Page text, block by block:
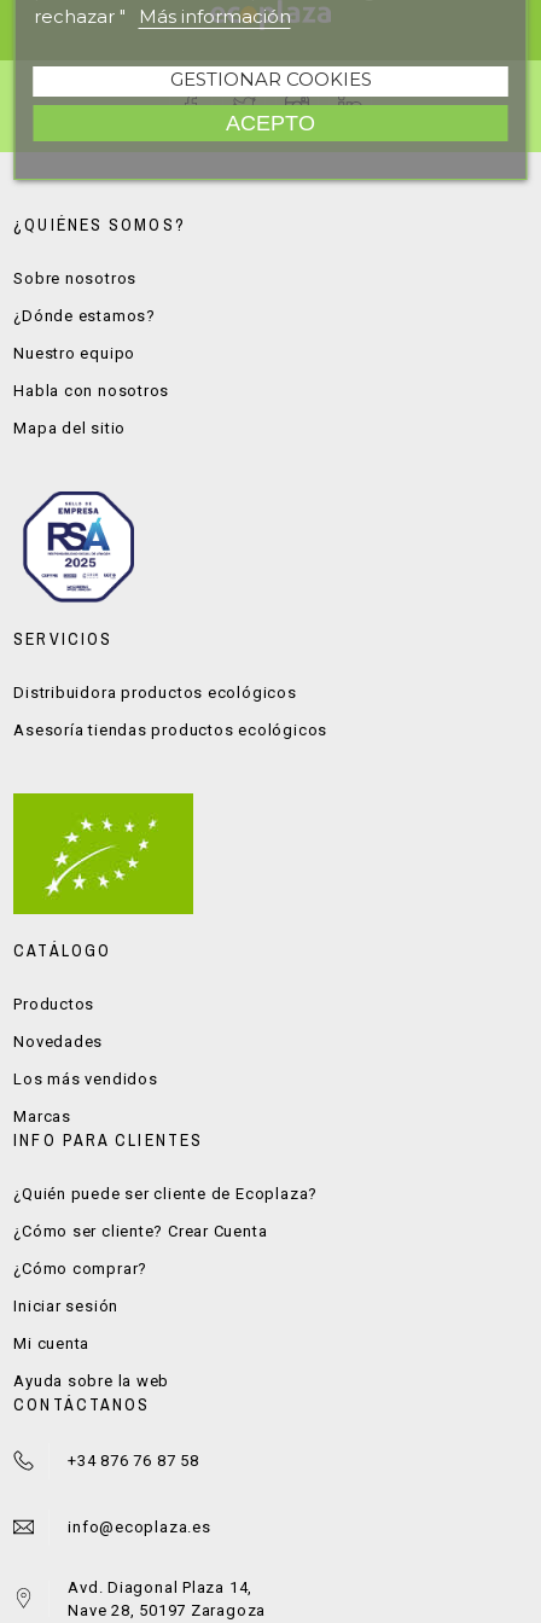
rechazar "
Más información
GESTIONAR COOKIES
ACEPTO
¿QUIÉNES SOMOS?
Sobre nosotros
¿Dónde estamos?
Nuestro equipo
Habla con nosotros
Mapa del sitio
SERVICIOS
Distribuidora productos ecológicos
Asesoría tiendas productos ecológicos
CATÁLOGO
Productos
Novedades
Los más vendidos
Marcas
INFO PARA CLIENTES
¿Quién puede ser cliente de Ecoplaza?
¿Cómo ser cliente? Crear Cuenta
¿Cómo comprar?
Iniciar sesión
Mi cuenta
Ayuda sobre la web
CONTÁCTANOS
+34 876 76 87 58
info@ecoplaza.es
Avd. Diagonal Plaza 14,
Nave 28, 50197 Zaragoza